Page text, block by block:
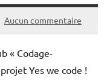
Aucun commentaire
« Codage-
Yes we code !